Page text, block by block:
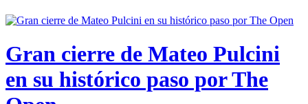
Gran cierre de Mateo Pulcini
en su histórico paso por The